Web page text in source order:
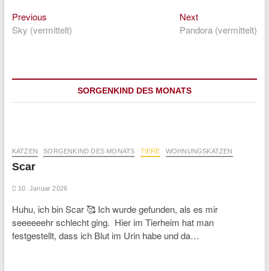
Beitragsnavigation
PreviousPrevious
post:
Sky (vermittelt)
NextNext
post:
Pandora (vermittelt)
SORGENKIND DES MONATS
KATZEN SORGENKIND DES MONATS TIERE WOHNUNGSKATZEN
Scar
10. Januar 2026
Huhu, ich bin Scar 🥰 Ich wurde gefunden, als es mir
seeeeeehr schlecht ging. Hier im Tierheim hat man
festgestellt, dass ich Blut im Urin habe und da…